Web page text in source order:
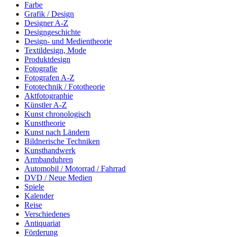
Farbe
Grafik / Design
Designer A-Z
Designgeschichte
Design- und Medientheorie
Textildesign, Mode
Produktdesign
Fotografie
Fotografen A-Z
Fototechnik / Fototheorie
Aktfotographie
Künstler A-Z
Kunst chronologisch
Kunsttheorie
Kunst nach Ländern
Bildnerische Techniken
Kunsthandwerk
Armbanduhren
Automobil / Motorrad / Fahrrad
DVD / Neue Medien
Spiele
Kalender
Reise
Verschiedenes
Antiquariat
Förderung